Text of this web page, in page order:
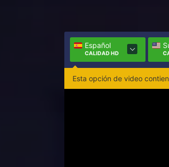
Español
CALIDAD HD
Esta opción de video